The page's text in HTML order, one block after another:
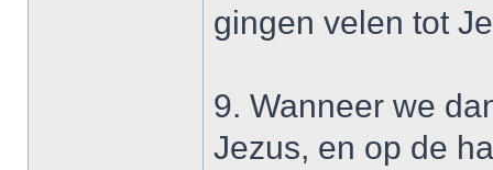
gingen velen tot
9. Wanneer we
Jezus, en op de